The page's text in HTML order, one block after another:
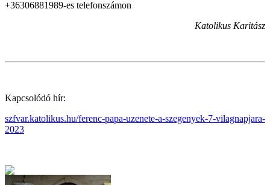
+36306881989-es telefonszámon
Katolikus Karitász
Kapcsolódó hír:
szfvar.katolikus.hu/ferenc-papa-uzenete-a-szegenyek-7-vilagnapjara-
2023